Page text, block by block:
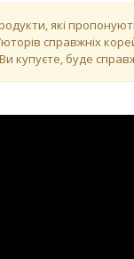
які
справжніх
купуєте, буде